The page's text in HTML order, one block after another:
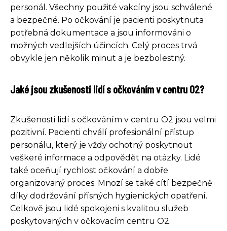
personál. Všechny použité vakcíny jsou schválené
a bezpečné. Po očkování je pacienti poskytnuta
potřebná dokumentace a jsou informováni o
možných vedlejších účincích. Celý proces trvá
obvykle jen několik minut a je bezbolestný.
Jaké jsou zkušenosti lidí s očkováním v centru O2?
Zkušenosti lidí s očkováním v centru O2 jsou velmi
pozitivní. Pacienti chválí profesionální přístup
personálu, který je vždy ochotný poskytnout
veškeré informace a odpovědět na otázky. Lidé
také oceňují rychlost očkování a dobře
organizovaný proces. Mnozí se také cítí bezpečně
díky dodržování přísných hygienických opatření.
Celkově jsou lidé spokojeni s kvalitou služeb
poskytovaných v očkovacím centru O2.